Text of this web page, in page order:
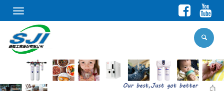
Toggle
navigation